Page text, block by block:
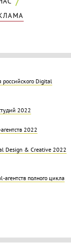
российского Digital
2022
2022
Design & Creative 2022
агентств полного цикла